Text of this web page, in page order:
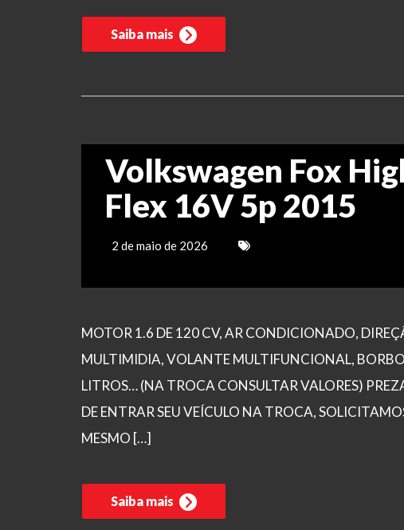
Saiba mais
Volkswagen Fox
Flex 16V 5p 2015
2 de maio de 2026
MOTOR 1.6 DE 120 CV, AR CONDICIONADO,
MULTIMIDIA, VOLANTE MULTIFUNCIONAL,
LITROS… (NA TROCA CONSULTAR VALORES)
DE ENTRAR SEU VEÍCULO NA TROCA,
MESMO […]
Saiba mais